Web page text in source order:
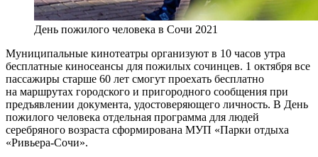
День пожилого человека в Сочи 2021
Муниципальные кинотеатры организуют в 10 часов утра
бесплатные киносеансы для пожилых сочинцев. 1 октября все
пассажиры старше 60 лет смогут проехать бесплатно
на маршрутах городского и пригородного сообщения при
предъявлении документа, удостоверяющего личность. В День
пожилого человека отдельная программа для людей
серебряного возраста сформирована МУП «Парки отдыха
«Ривьера-Сочи».